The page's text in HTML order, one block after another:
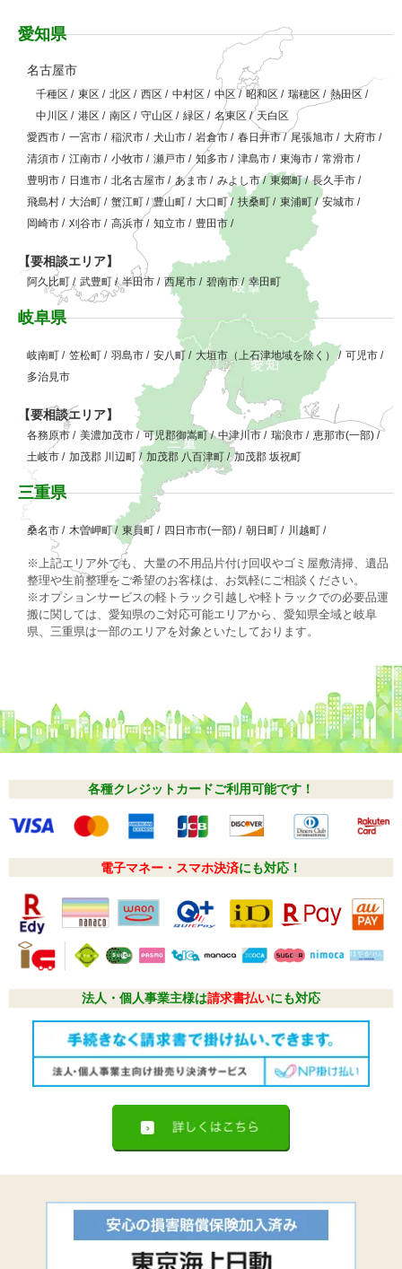
愛知県
名古屋市
千種区 / 東区 / 北区 / 西区 / 中村区 / 中区/ 昭和区 / 瑞穂区 / 熱田区 /
中川区 / 港区 / 南区 / 守山区 / 緑区 / 名東区 / 天白区
愛西市 / 一宮市 / 稲沢市 / 犬山市 / 岩倉市 / 春日井市/ 尾張旭市 / 大府市 /
清須市 / 江南市 / 小牧市 / 瀬戸市 / 知多市 / 津島市 / 東海市 / 常滑市 /
豊明市 / 日進市 / 北名古屋市 / あま市 / みよし市/ 東郷町/ 長久手市 /
飛島村 / 大治町 / 蟹江町 / 豊山町 / 大口町/ 扶桑町 / 東浦町 / 安城市 /
岡崎市 / 刈谷市 / 高浜市 / 知立市 / 豊田市 /
【要相談エリア】
阿久比町 / 武豊町/ 半田市 / 西尾市 / 碧南市/ 幸田町
岐阜県
岐南町 / 笠松町 / 羽島市 / 安八町 / 大垣市（上石津地域を除く） / 可児市 /
多治見市
【要相談エリア】
各務原市 / 美濃加茂市 / 可児郡御嵩町/ 中津川市 / 瑞浪市 / 恵那市(一部) /
土岐市 / 加茂郡 川辺町/ 加茂郡 八百津町 / 加茂郡 坂祝町
三重県
桑名市 / 木曽岬町/ 東員町 / 四日市市(一部) / 朝日町 / 川越町 /
※上記エリア外でも、大量の不用品片付け回収やゴミ屋敷清掃、遺品
整理や生前整理をご希望のお客様は、お気軽にご相談ください。
※オプションサービスの軽トラック引越しや軽トラックでの必要品運
搬に関しては、愛知県のご対応可能エリアから、愛知県全域と岐阜
県、三重県は一部のエリアを対象といたしております。
各種クレジットカードご利用可能です！
電子マネー・スマホ決済にも対応！
法人・個人事業主様は請求書払いにも対応